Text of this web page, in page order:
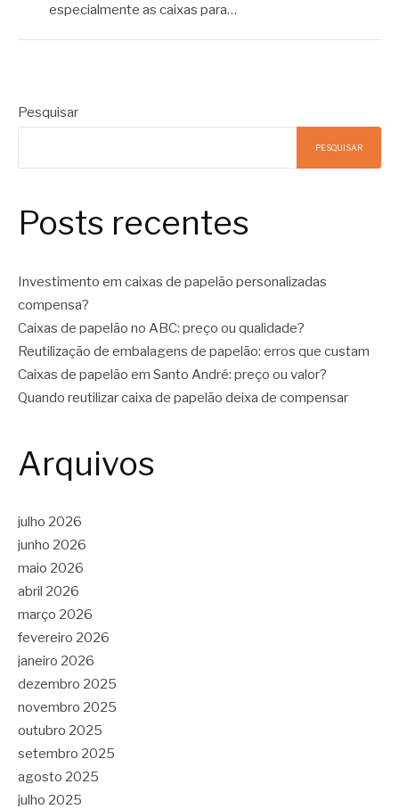
especialmente as caixas para…
Pesquisar
PESQUISAR
Posts recentes
Investimento em caixas de papelão personalizadas
compensa?
Caixas de papelão no ABC: preço ou qualidade?
Reutilização de embalagens de papelão: erros que custam
Caixas de papelão em Santo André: preço ou valor?
Quando reutilizar caixa de papelão deixa de compensar
Arquivos
julho 2026
junho 2026
maio 2026
abril 2026
março 2026
fevereiro 2026
janeiro 2026
dezembro 2025
novembro 2025
outubro 2025
setembro 2025
agosto 2025
julho 2025